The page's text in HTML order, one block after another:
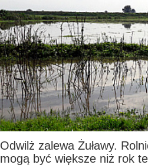
Odwilż zalewa Żuławy.
mogą być większe niż rok